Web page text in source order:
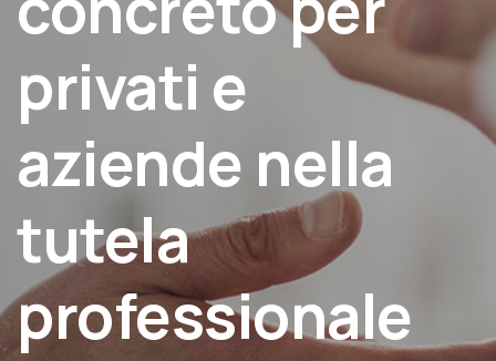
privati e
aziende nella
tutela
professionale